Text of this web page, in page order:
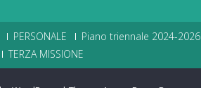
PERSONALE Piano triennale 2024-2026
TERZA MISSIONE